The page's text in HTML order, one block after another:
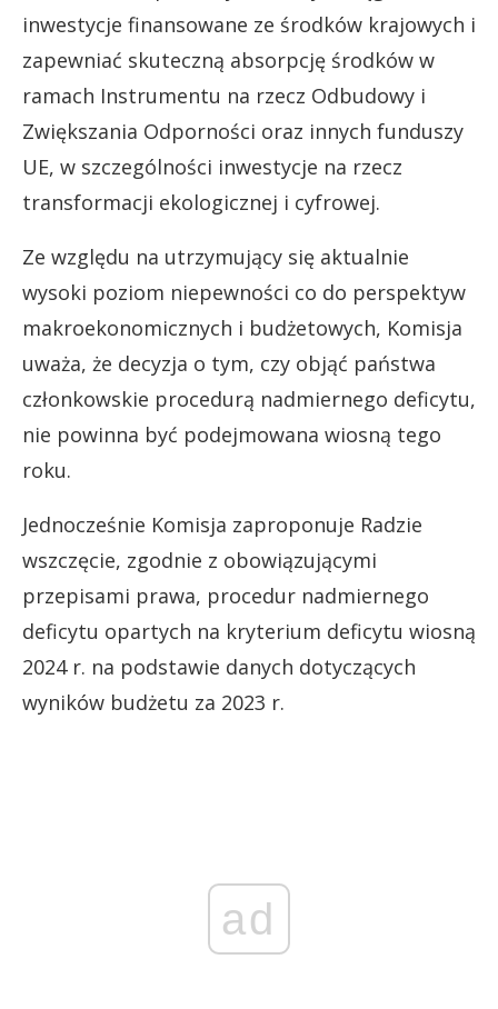
inwestycje finansowane ze środków krajowych i
zapewniać skuteczną absorpcję środków w
ramach Instrumentu na rzecz Odbudowy i
Zwiększania Odporności oraz innych funduszy
UE, w szczególności inwestycje na rzecz
transformacji ekologicznej i cyfrowej.
Ze względu na utrzymujący się aktualnie
wysoki poziom niepewności co do perspektyw
makroekonomicznych i budżetowych, Komisja
uważa, że decyzja o tym, czy objąć państwa
członkowskie procedurą nadmiernego deficytu,
nie powinna być podejmowana wiosną tego
roku.
Jednocześnie Komisja zaproponuje Radzie
wszczęcie, zgodnie z obowiązującymi
przepisami prawa, procedur nadmiernego
deficytu opartych na kryterium deficytu wiosną
2024 r. na podstawie danych dotyczących
wyników budżetu za 2023 r.
ad